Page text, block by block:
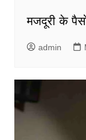
मजदूरी के
admin